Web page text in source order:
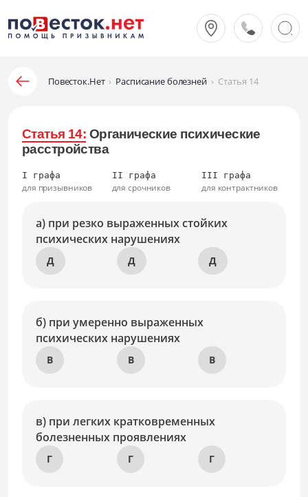
Повесток.Нет › Расписание болезней › Статья 14
Статья 14: Органические психические
расстройства
I графа
для призывников
II графа
для срочников
III графа
для контрактников
а) при резко выраженных стойких
психических нарушениях
Д Д Д
б) при умеренно выраженных
психических нарушениях
В В В
в) при легких кратковременных
болезненных проявлениях
Г Г Г